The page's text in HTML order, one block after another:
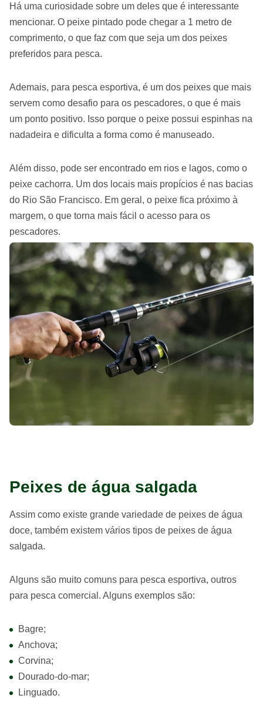
Há uma curiosidade sobre um deles que é interessante
mencionar. O peixe pintado pode chegar a 1 metro de
comprimento, o que faz com que seja um dos peixes
preferidos para pesca.
Ademais, para pesca esportiva, é um dos peixes que mais
servem como desafio para os pescadores, o que é mais
um ponto positivo. Isso porque o peixe possui espinhas na
nadadeira e dificulta a forma como é manuseado.
Além disso, pode ser encontrado em rios e lagos, como o
peixe cachorra. Um dos locais mais propícios é nas bacias
do Rio São Francisco. Em geral, o peixe fica próximo à
margem, o que torna mais fácil o acesso para os
pescadores.
Peixes de água salgada
Assim como existe grande variedade de peixes de água
doce, também existem vários tipos de peixes de água
salgada.
Alguns são muito comuns para pesca esportiva, outros
para pesca comercial. Alguns exemplos são:
Bagre;
Anchova;
Corvina;
Dourado-do-mar;
Linguado.